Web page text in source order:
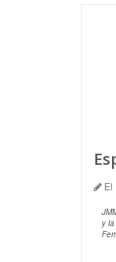
El
y